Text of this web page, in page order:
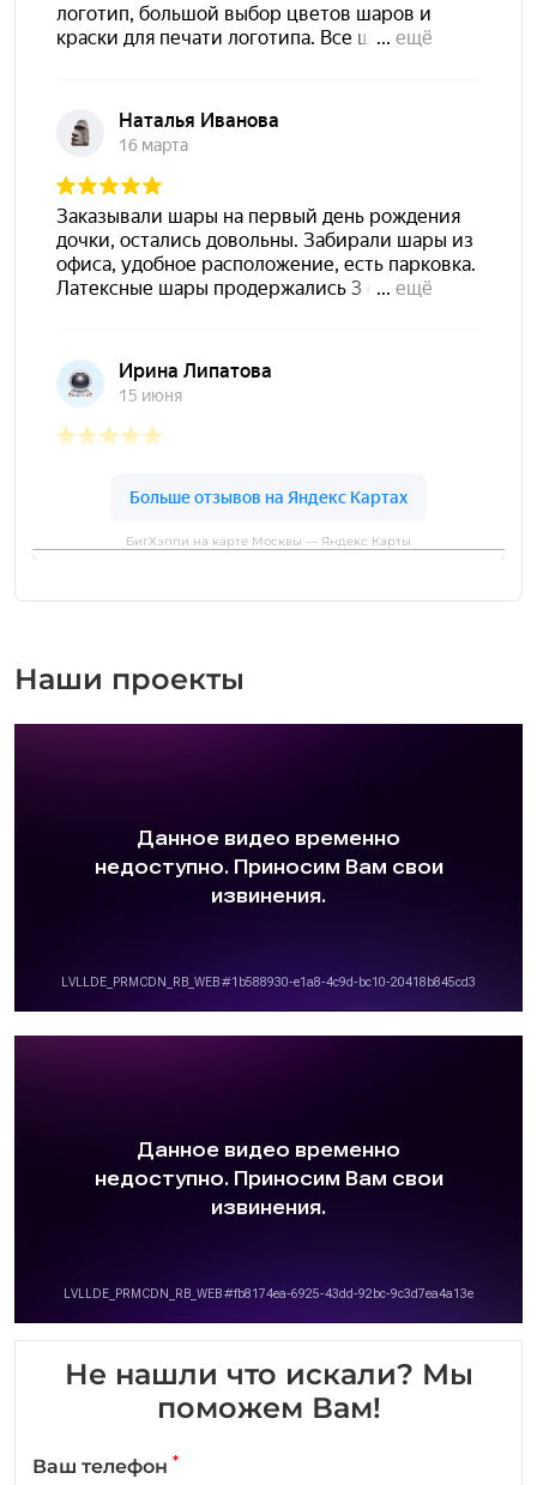
БигХэппи на карте Москвы — Яндекс Карты
Наши проекты
Не нашли что искали? Мы
поможем Вам!
Ваш телефон *